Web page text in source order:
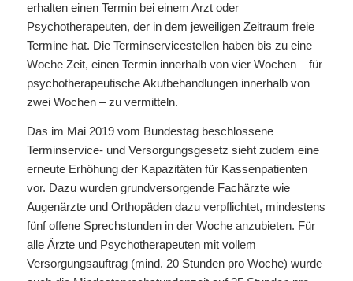
erhalten einen Termin bei einem Arzt oder
Psychotherapeuten, der in dem jeweiligen Zeitraum freie
Termine hat. Die Terminservicestellen haben bis zu eine
Woche Zeit, einen Termin innerhalb von vier Wochen – für
psychotherapeutische Akutbehandlungen innerhalb von
zwei Wochen – zu vermitteln.
Das im Mai 2019 vom Bundestag beschlossene
Terminservice- und Versorgungsgesetz sieht zudem eine
erneute Erhöhung der Kapazitäten für Kassenpatienten
vor. Dazu wurden grundversorgende Fachärzte wie
Augenärzte und Orthopäden dazu verpflichtet, mindestens
fünf offene Sprechstunden in der Woche anzubieten. Für
alle Ärzte und Psychotherapeuten mit vollem
Versorgungsauftrag (mind. 20 Stunden pro Woche) wurde